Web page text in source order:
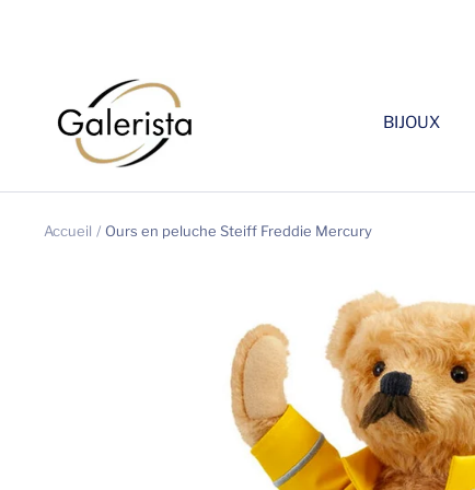
BIJOUX
galerista
Accueil Ours en peluche Steiff Freddie Mercury